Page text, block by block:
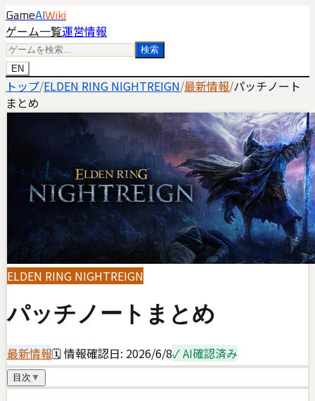
GameAI Wiki
ゲーム一覧運営情報
検索
EN
トップ/ELDEN RING NIGHTREIGN/最新情報/パッチノート
まとめ
ELDEN RING NIGHTREIGN
パッチノートまとめ
最新情報🗓 情報確認日: 2026/6/8✓ AI確認済み
目次 ▼